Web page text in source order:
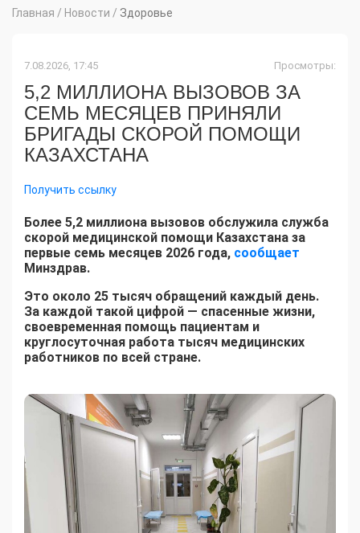
Главная / Новости / Здоровье
7.08.2026, 17:45 Просмотры:
5,2 МИЛЛИОНА ВЫЗОВОВ ЗА
СЕМЬ МЕСЯЦЕВ ПРИНЯЛИ
БРИГАДЫ СКОРОЙ ПОМОЩИ
КАЗАХСТАНА
Получить ссылку
Более 5,2 миллиона вызовов обслужила служба
скорой медицинской помощи Казахстана за
первые семь месяцев 2026 года, сообщает
Минздрав.
Это около 25 тысяч обращений каждый день.
За каждой такой цифрой — спасенные жизни,
своевременная помощь пациентам и
круглосуточная работа тысяч медицинских
работников по всей стране.